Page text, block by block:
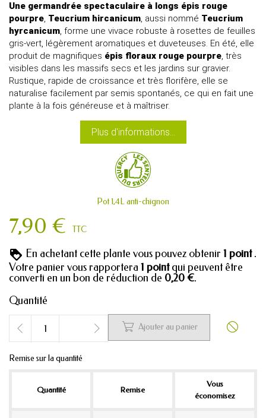
Une germandrée spectaculaire à longs épis rouge
pourpre, Teucrium hircanicum, aussi nommé Teucrium
hyrcanicum, forme une vivace robuste à rosettes de feuilles
gris-vert, légèrement aromatiques et duveteuses. En été, elle
produit de magnifiques épis floraux rouge pourpre, très
visibles dans les massifs secs et les jardins sur gravier.
Rustique, rapide de croissance et très florifère, elle se
naturalise facilement par semis spontanés, ce qui en fait une
plante à la fois généreuse et à maîtriser.
Plus d'informations...
Pot 1,4L anti-chignon
7,90 € TTC
En achetant cette plante vous pouvez obtenir 1 point .
Votre panier vous rapportera 1 pointqui peuvent être
converti en un bon de réduction de 0,20 €.
Quantité
 Ajouter au panier 
Remise sur la quantité
Quantité Remise
Vous
économisez